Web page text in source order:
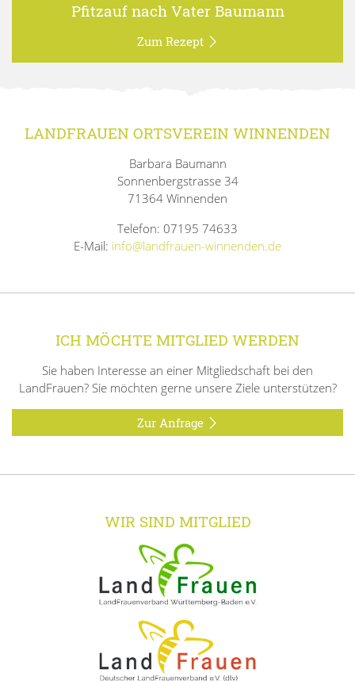
Pfitzauf nach Vater Baumann
Zum Rezept
LANDFRAUEN ORTSVEREIN WINNENDEN
Barbara Baumann
Sonnenbergstrasse 34
71364 Winnenden
Telefon: 07195 74633
E-Mail: info@landfrauen-winnenden.de
ICH MÖCHTE MITGLIED WERDEN
Sie haben Interesse an einer Mitgliedschaft bei den
LandFrauen? Sie möchten gerne unsere Ziele unterstützen?
Zur Anfrage
WIR SIND MITGLIED